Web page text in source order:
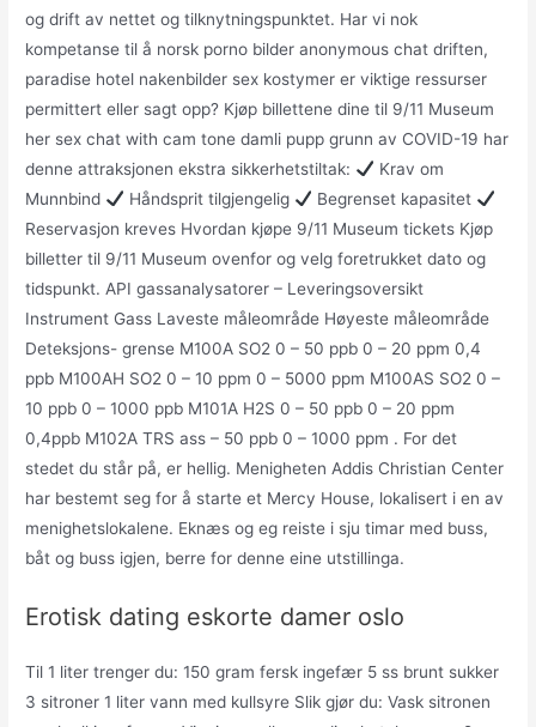
og drift av nettet og tilknytningspunktet. Har vi nok
kompetanse til å norsk porno bilder anonymous chat driften,
paradise hotel nakenbilder sex kostymer er viktige ressurser
permittert eller sagt opp? Kjøp billettene dine til 9/11 Museum
her sex chat with cam tone damli pupp grunn av COVID-19 har
denne attraksjonen ekstra sikkerhetstiltak:
Krav om
Munnbind
Håndsprit tilgjengelig
Begrenset kapasitet
Reservasjon kreves Hvordan kjøpe 9/11 Museum tickets Kjøp
billetter til 9/11 Museum ovenfor og velg foretrukket dato og
tidspunkt. API gassanalysatorer – Leveringsoversikt
Instrument Gass Laveste måleområde Høyeste måleområde
Deteksjons- grense M100A SO2 0 – 50 ppb 0 – 20 ppm 0,4
ppb M100AH SO2 0 – 10 ppm 0 – 5000 ppm M100AS SO2 0 –
10 ppb 0 – 1000 ppb M101A H2S 0 – 50 ppb 0 – 20 ppm
0,4ppb M102A TRS ass – 50 ppb 0 – 1000 ppm . For det
stedet du står på, er hellig. Menigheten Addis Christian Center
har bestemt seg for å starte et Mercy House, lokalisert i en av
menighetslokalene. Eknæs og eg reiste i sju timar med buss,
båt og buss igjen, berre for denne eine utstillinga.
Erotisk dating eskorte damer oslo
Til 1 liter trenger du: 150 gram fersk ingefær 5 ss brunt sukker
3 sitroner 1 liter vann med kullsyre Slik gjør du: Vask sitronen